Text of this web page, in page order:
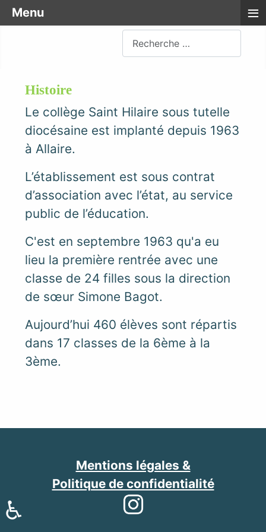
Rechercher
Histoire
Le collège Saint Hilaire sous tutelle
diocésaine est implanté depuis 1963
à Allaire.
L’établissement est sous contrat
d’association avec l’état, au service
public de l’éducation.
C'est en septembre 1963 qu'a eu
lieu la première rentrée avec une
classe de 24 filles sous la direction
de sœur Simone Bagot.
Aujourd’hui 460 élèves sont répartis
dans 17 classes de la 6ème à la
3ème.
Mentions légales &
Politique de confidentialité
Menu ≡